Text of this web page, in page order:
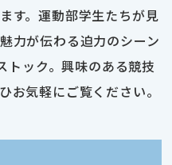
す。運動部学生たちが見
力が伝わる迫力のシーン
トック。興味のある競技
お気軽にご覧ください。